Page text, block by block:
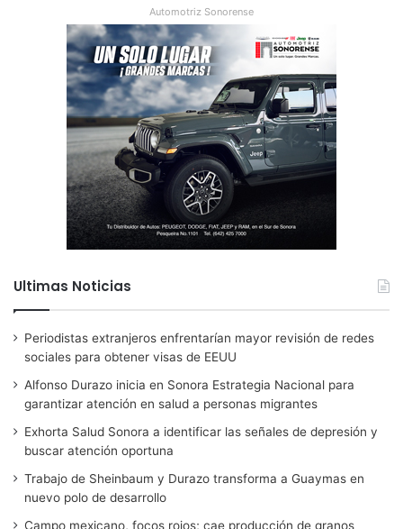
Automotriz Sonorense
Ultimas Noticias
Periodistas extranjeros enfrentarían mayor revisión de redes
sociales para obtener visas de EEUU
Alfonso Durazo inicia en Sonora Estrategia Nacional para
garantizar atención en salud a personas migrantes
Exhorta Salud Sonora a identificar las señales de depresión y
buscar atención oportuna
Trabajo de Sheinbaum y Durazo transforma a Guaymas en
nuevo polo de desarrollo
Campo mexicano, focos rojos; cae producción de granos